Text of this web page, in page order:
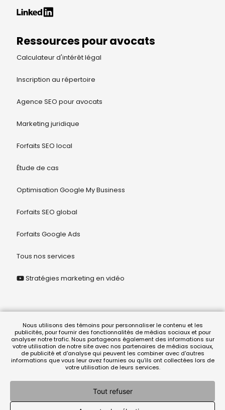
Ressources pour avocats
Calculateur d'intérêt légal
Inscription au répertoire
Agence SEO pour avocats
Marketing juridique
Forfaits SEO local
Étude de cas
Optimisation Google My Business
Forfaits SEO global
Forfaits Google Ads
Tous nos services
Stratégies marketing en vidéo
© 2026 Juriclik Solution Légale
termes et conditions | politique de confidentialité
Nous utilisons des témoins pour personnaliser le contenu et les
publicités, pour fournir des fonctionnalités de médias sociaux et pour
analyser notre trafic. Nous partageons également des informations sur
votre utilisation de notre site avec nos partenaires de médias sociaux,
de publicité et d'analyse qui peuvent les combiner avec d'autres
informations que vous leur avez fournies ou qu'ils ont collectées lors de
votre utilisation de leurs services.
Tout refuser